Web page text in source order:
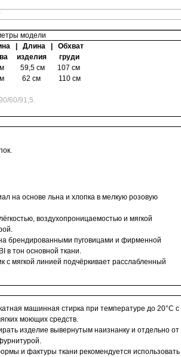
модели
| Длина | Обхват
груди
см 107 см
62 см 110 см
60/91,5.
на основе льна и хлопка в мелкую розовую
воздухопроницаемостью и мягкой
брендированными пуговицами и фирменной
в тон основной ткани.
с мягкой линией подчёркивает расслабленный
машинная стирка при температуре до 20°C с
моющих средств.
изделие вывернутым наизнанку и отдельно от
и фактуры ткани рекомендуется использовать